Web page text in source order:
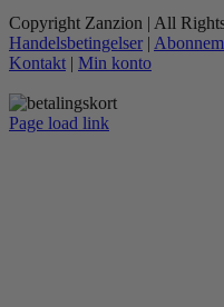
Copyright Zanzion | All
Handelsbetingelser |
Kontakt | Min konto
Page load link